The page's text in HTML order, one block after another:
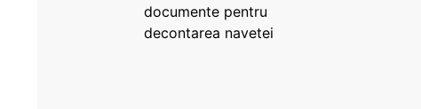
documente pentru
decontarea navetei